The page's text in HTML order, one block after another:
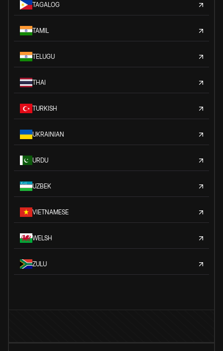
TAGALOG
TAMIL
TELUGU
THAI
TURKISH
UKRAINIAN
URDU
UZBEK
VIETNAMESE
WELSH
ZULU